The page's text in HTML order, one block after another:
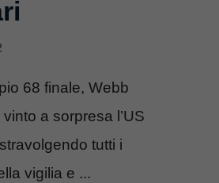
68 finale, Webb
a sorpresa l’US
tutti i
vigilia e ...